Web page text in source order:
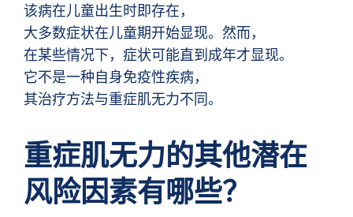
该病在儿童出生时即存在，
大多数症状在儿童期开始显现。然而，
在某些情况下，症状可能直到成年才显现。
它不是一种自身免疫性疾病，
其治疗方法与重症肌无力不同。
重症肌无力的其他潜在
风险因素有哪些？